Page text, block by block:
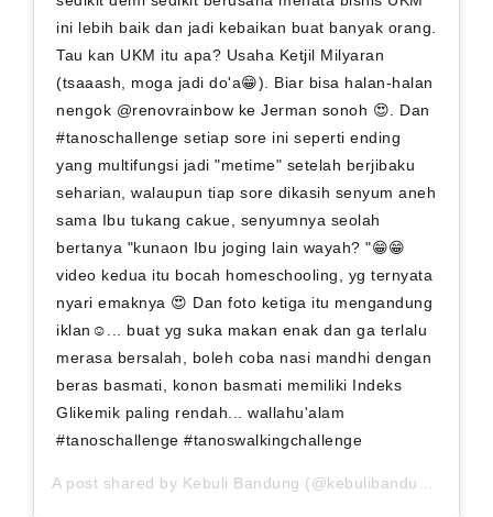
ini lebih baik dan jadi kebaikan buat banyak orang.
Tau kan UKM itu apa? Usaha Ketjil Milyaran
(tsaaash, moga jadi do'a😁). Biar bisa halan-halan
nengok @renovrainbow ke Jerman sonoh 😍. Dan
#tanoschallenge setiap sore ini seperti ending
yang multifungsi jadi "metime" setelah berjibaku
seharian, walaupun tiap sore dikasih senyum aneh
sama Ibu tukang cakue, senyumnya seolah
bertanya "kunaon Ibu joging lain wayah? "😁😁
video kedua itu bocah homeschooling, yg ternyata
nyari emaknya 😍 Dan foto ketiga itu mengandung
iklan☺... buat yg suka makan enak dan ga terlalu
merasa bersalah, boleh coba nasi mandhi dengan
beras basmati, konon basmati memiliki Indeks
Glikemik paling rendah... wallahu'alam
#tanoschallenge #tanoswalkingchallenge
A post shared by Kebuli Bandung (@kebulibandung) on